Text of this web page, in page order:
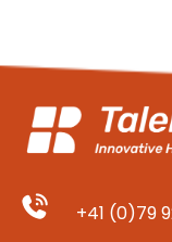
DE
+41 (0)79